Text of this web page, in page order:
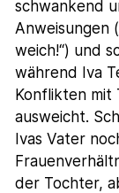
schwankend
Anweisungen
weich!“) und
während Iva
Konflikten mit
ausweicht.
Ivas Vater
der Tochter,